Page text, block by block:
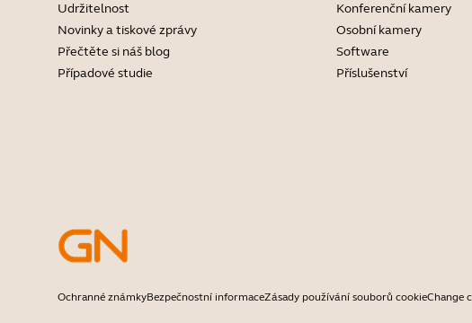
Udržitelnost
Novinky a tiskové zprávy
Přečtěte si náš blog
Případové studie
Konferenční kamery
Osobní kamery
Software
Příslušenství
Ochranné známkyBezpečnostní informaceZásady používání souborů cookieChange